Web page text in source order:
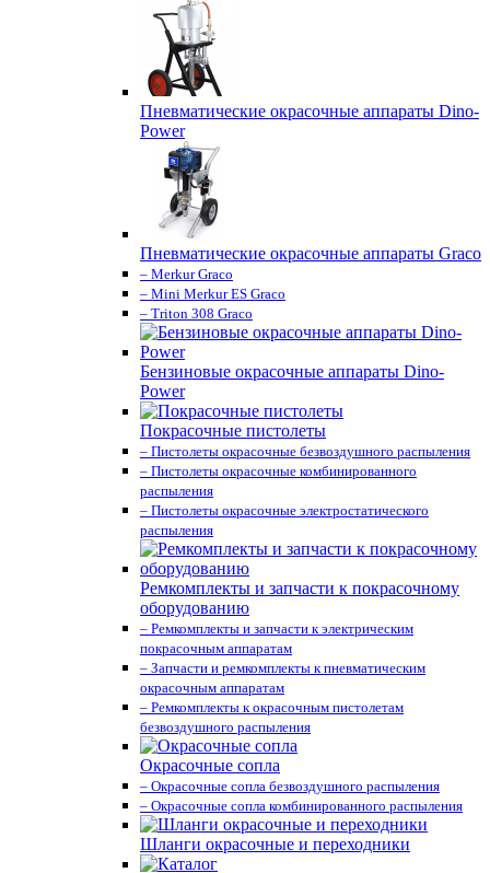
Пневматические окрасочные аппараты Dino-
Power
Пневматические окрасочные аппараты Graco
– Merkur Graco
– Mini Merkur ES Graco
– Triton 308 Graco
Бензиновые окрасочные аппараты Dino-
Power
Покрасочные пистолеты
– Пистолеты окрасочные безвоздушного распыления
– Пистолеты окрасочные комбинированного
распыления
– Пистолеты окрасочные электростатического
распыления
Ремкомплекты и запчасти к покрасочному
оборудованию
– Ремкомплекты и запчасти к электрическим
покрасочным аппаратам
– Запчасти и ремкомплекты к пневматическим
окрасочным аппаратам
– Ремкомплекты к окрасочным пистолетам
безвоздушного распыления
Окрасочные сопла
– Окрасочные сопла безвоздушного распыления
– Окрасочные сопла комбинированного распыления
Шланги окрасочные и переходники